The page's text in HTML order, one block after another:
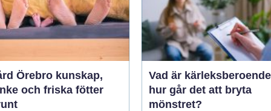
kunskap,
och friska fötter
Vad är kärleksberoende
hur går det att bryta
mönstret?